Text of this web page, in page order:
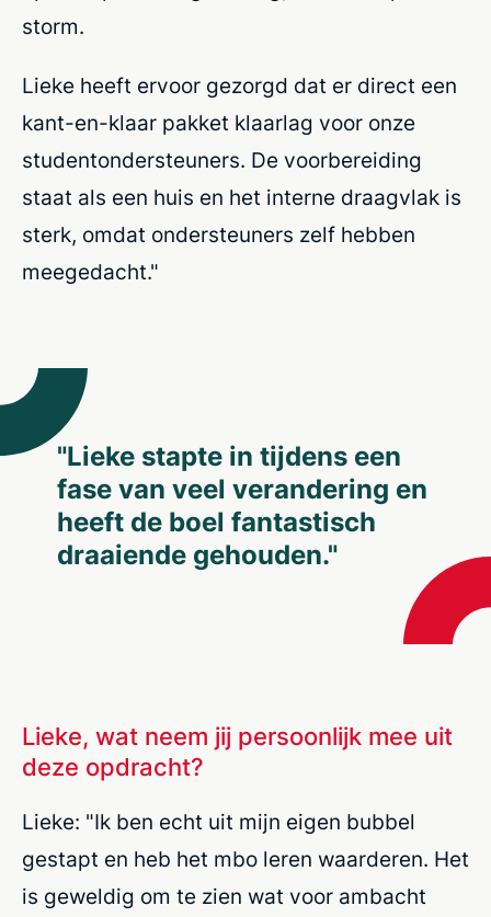
storm.
Lieke heeft ervoor gezorgd dat er direct een
kant-en-klaar pakket klaarlag voor onze
studentondersteuners. De voorbereiding
staat als een huis en het interne draagvlak is
sterk, omdat ondersteuners zelf hebben
meegedacht."
"Lieke stapte in tijdens een
fase van veel verandering en
heeft de boel fantastisch
draaiende gehouden."
Lieke, wat neem jij persoonlijk mee uit
deze opdracht?
Lieke: "Ik ben echt uit mijn eigen bubbel
gestapt en heb het mbo leren waarderen. Het
is geweldig om te zien wat voor ambacht